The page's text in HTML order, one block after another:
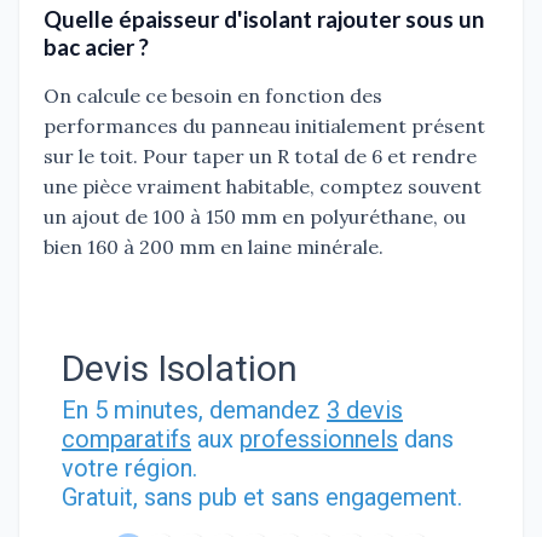
Quelle épaisseur d'isolant rajouter sous un
bac acier ?
On calcule ce besoin en fonction des
performances du panneau initialement présent
sur le toit. Pour taper un R total de 6 et rendre
une pièce vraiment habitable, comptez souvent
un ajout de 100 à 150 mm en polyuréthane, ou
bien 160 à 200 mm en laine minérale.
Devis Isolation
En 5 minutes, demandez 3 devis
comparatifs aux professionnels dans
votre région.
Gratuit, sans pub et sans engagement.